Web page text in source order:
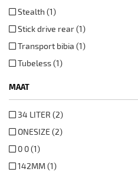
Stealth (1)
Stick drive rear (1)
Transport bibia (1)
Tubeless (1)
MAAT
34 LITER (2)
ONESIZE (2)
0 0 (1)
142MM (1)